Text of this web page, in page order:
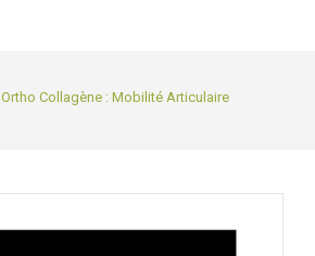
Ortho Collagène : Mobilité Articulaire